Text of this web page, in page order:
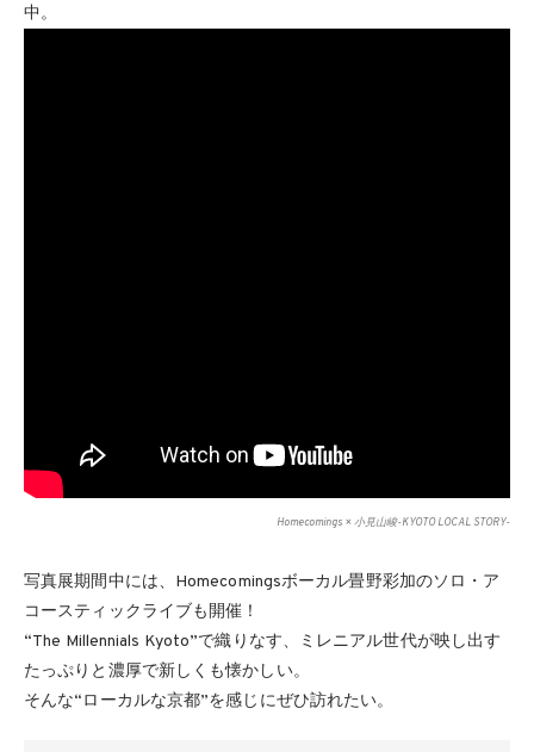
中。
Homecomings × 小見山峻-KYOTO LOCAL STORY-
写真展期間中には、Homecomingsボーカル畳野彩加のソロ・ア
コースティックライブも開催！
“The Millennials Kyoto”で織りなす、ミレニアル世代が映し出す
たっぷりと濃厚で新しくも懐かしい。
そんな“ローカルな京都”を感じにぜひ訪れたい。